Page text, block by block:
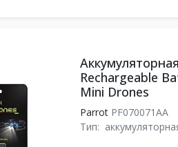
Rechargeable
Mini Drones
ParrotPF070071AA
Тип: